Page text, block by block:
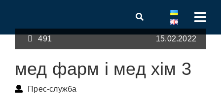
491 15.02.2022
мед фарм і мед хім 3
Прес-служба